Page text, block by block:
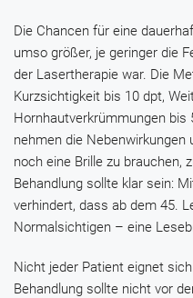
Die Chancen für eine
umso größer, je geringer die
der Lasertherapie war. Die
Kurzsichtigkeit bis 10 dpt,
Hornhautverkrümmungen bis
nehmen die
noch eine Brille zu brauchen,
Behandlung sollte klar sein:
verhindert, dass ab dem 45.
Normalsichtigen – eine
Nicht jeder Patient eignet
Behandlung sollte nicht vor